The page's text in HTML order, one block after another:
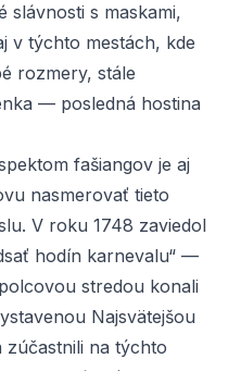
slávnosti s maskami,
v týchto mestách, kde
rozmery, stále
— posledná hostina
fašiangov je aj
nasmerovať tieto
V roku 1748 zaviedol
hodín karnevalu“ —
stredou konali
Najsvätejšou
zúčastnili na týchto